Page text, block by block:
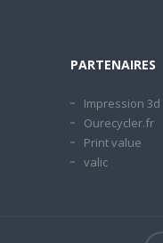
PARTENAIRES
Impression 3d
Ourecycler.fr
Print value
valic